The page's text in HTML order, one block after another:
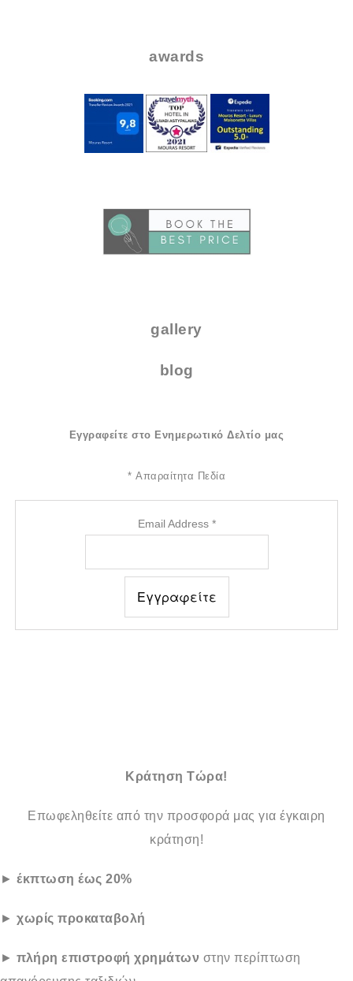
awards
gallery
blog
Εγγραφείτε στο Ενημερωτικό Δελτίο μας
* Απαραίτητα Πεδία
Email Address *
Κράτηση Τώρα!
Επωφεληθείτε από την προσφορά μας για έγκαιρη
κράτηση!
► έκπτωση έως 20%
► χωρίς προκαταβολή
► πλήρη επιστροφή χρημάτων στην περίπτωση